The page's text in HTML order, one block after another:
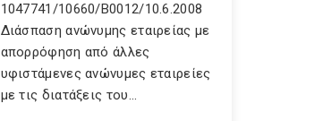
1047741/10660/Β0012/10.6.2008
Διάσπαση ανώνυμης εταιρείας με
απορρόφηση από άλλες
υφιστάμενες ανώνυμες εταιρείες
με τις διατάξεις του...